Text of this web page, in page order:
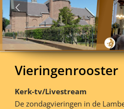
Vieringenrooster
Kerk-tv/Livestream
De zondagvieringen in de